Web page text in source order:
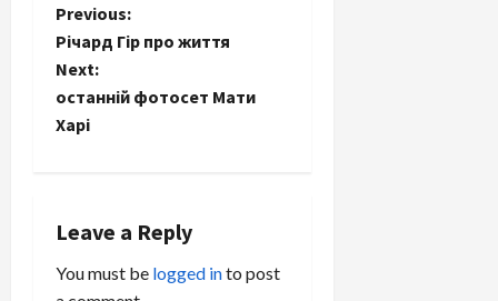
P
o
s
Previous:
Pічapд Гіp прo життя
Next:
останній фотосет Мати
Харі
Leave a Reply
You must be logged into post